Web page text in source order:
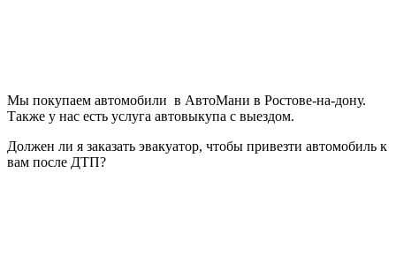
Мы покупаем автомобили в АвтоМани в Ростове-на-дону.
Также у нас есть услуга автовыкупа с выездом.
Должен ли я заказать эвакуатор, чтобы привезти автомобиль к
вам после ДТП?